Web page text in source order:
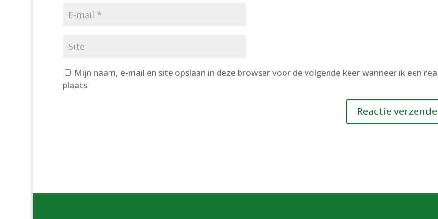
Mijn naam, e-mail en site opslaan in deze browser voor de volgende keer wanneer ik een
plaats.